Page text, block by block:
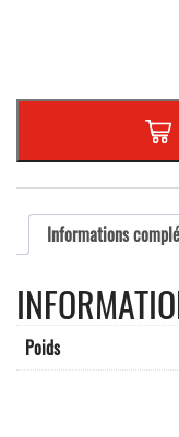
Informations
Poids